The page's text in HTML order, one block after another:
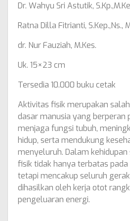
Dr. Wahyu Sri Astutik,
Ratna Dilla Fitrianti, S.Kep.,Ns.,
dr. Nur Fauziah, M.Kes.
Uk. 15×23 cm
Tersedia 10.000 buku cetak
Aktivitas fisik merupakan
dasar manusia yang berperan
menjaga fungsi tubuh,
hidup, serta mendukung
menyeluruh. Dalam
fisik tidak hanya terbatas
tetapi mencakup seluruh
dihasilkan oleh kerja otot
pengeluaran energi.